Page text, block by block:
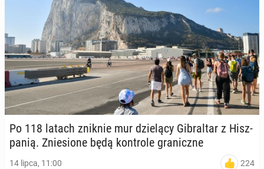
Po 118 latach zniknie mur dzie­lą­cy Gi­bral­tar z Hisz­
pa­nią. Znie­sio­ne będą kon­tro­le gra­nicz­ne
14 lipca, 11:00 224